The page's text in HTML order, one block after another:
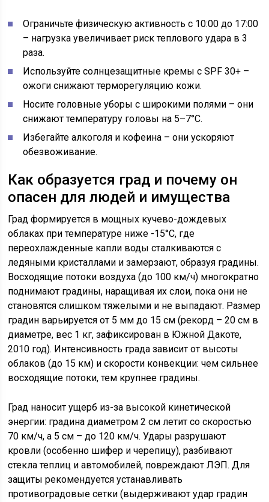
Ограничьте физическую активность с 10:00 до 17:00
– нагрузка увеличивает риск теплового удара в 3
раза.
Используйте солнцезащитные кремы с SPF 30+ –
ожоги снижают терморегуляцию кожи.
Носите головные уборы с широкими полями – они
снижают температуру головы на 5–7°C.
Избегайте алкоголя и кофеина – они ускоряют
обезвоживание.
Как образуется град и почему он
опасен для людей и имущества
Град формируется в мощных кучево-дождевых
облаках при температуре ниже -15°C, где
переохлажденные капли воды сталкиваются с
ледяными кристаллами и замерзают, образуя градины.
Восходящие потоки воздуха (до 100 км/ч) многократно
поднимают градины, наращивая их слои, пока они не
становятся слишком тяжелыми и не выпадают. Размер
градин варьируется от 5 мм до 15 см (рекорд – 20 см в
диаметре, вес 1 кг, зафиксирован в Южной Дакоте,
2010 год). Интенсивность града зависит от высоты
облаков (до 15 км) и скорости конвекции: чем сильнее
восходящие потоки, тем крупнее градины.
Град наносит ущерб из-за высокой кинетической
энергии: градина диаметром 2 см летит со скоростью
70 км/ч, а 5 см – до 120 км/ч. Удары разрушают
кровли (особенно шифер и черепицу), разбивают
стекла теплиц и автомобилей, повреждают ЛЭП. Для
защиты рекомендуется устанавливать
противоградовые сетки (выдерживают удар градин